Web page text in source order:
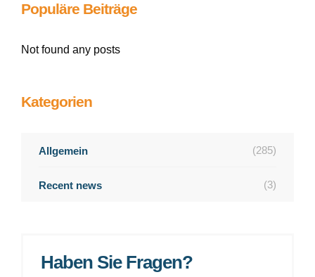
Populäre Beiträge
Not found any posts
Kategorien
Allgemein (285)
Recent news (3)
Haben Sie Fragen?